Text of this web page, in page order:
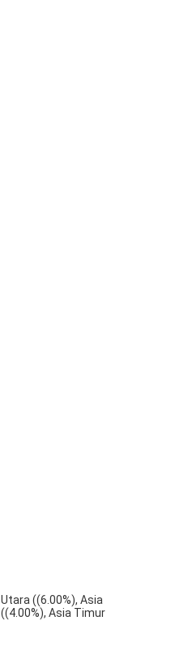
((6.00%), Asia
Asia Timur